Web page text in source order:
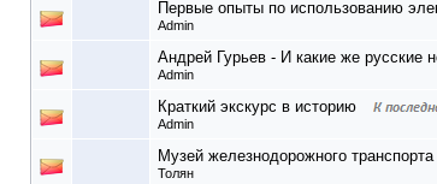
Первые опыты по использованию
Admin
Андрей Гурьев - И какие же русские
Admin
Краткий экскурс в историю
Admin
Музей железнодорожного транспорта
Толян